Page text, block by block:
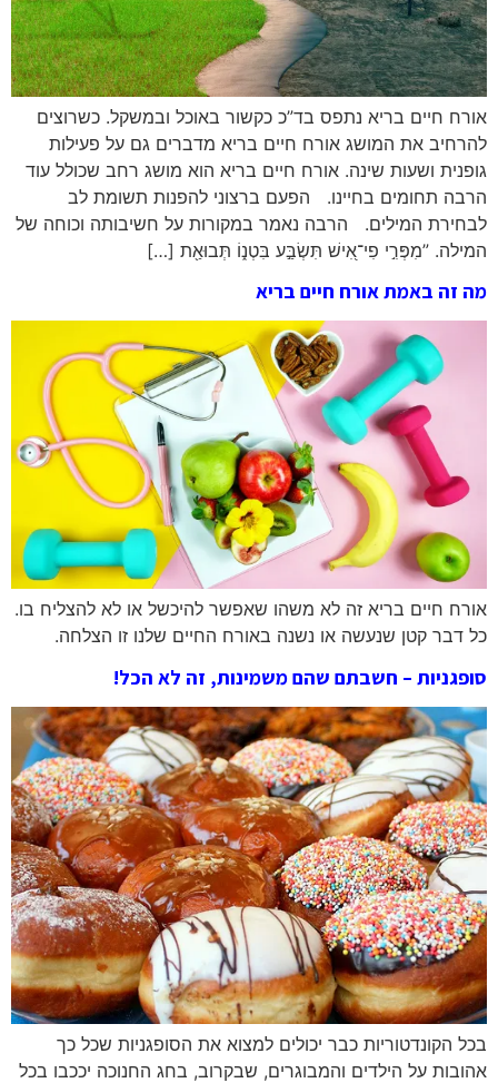
אורח חיים בריא נתפס בד”כ כקשור באוכל ובמשקל. כשרוצים
להרחיב את המושג אורח חיים בריא מדברים גם על פעילות
גופנית ושעות שינה. אורח חיים בריא הוא מושג רחב שכולל עוד
הרבה תחומים בחיינו. הפעם ברצוני להפנות תשומת לב
לבחירת המילים. הרבה נאמר במקורות על חשיבותה וכוחה של
המילה. ”מִפְּרִ֣י פִי־אִ֭ישׁ תִּשְׂבַּ֣ע בִּטְנ֑וֹ תְּבוּאַ֖ת […]
מה זה באמת אורח חיים בריא
אורח חיים בריא זה לא משהו שאפשר להיכשל או לא להצליח בו.
כל דבר קטן שנעשה או נשנה באורח החיים שלנו זו הצלחה.
סופגניות – חשבתם שהם משמינות, זה לא הכל!
בכל הקונדטוריות כבר יכולים למצוא את הסופגניות שכל כך
אהובות על הילדים והמבוגרים, שבקרוב, בחג החנוכה יככבו בכל